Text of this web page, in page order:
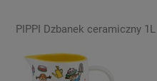
PIPPI Dzbanek ceramiczny 1L